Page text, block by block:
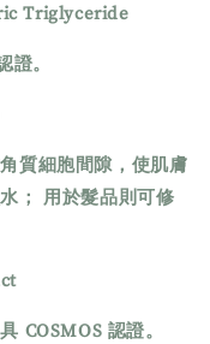
Triglyceride
證。
質細胞間隙，使肌膚
； 用於髮品則可修
COSMOS 認證。